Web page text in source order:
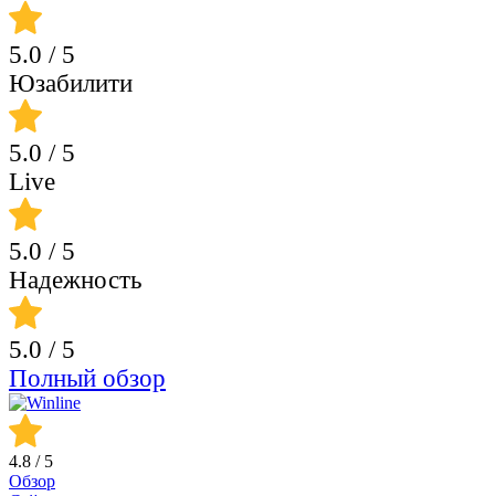
5.0 / 5
Юзабилити
5.0 / 5
Live
5.0 / 5
Надежность
5.0 / 5
Полный обзор
4.8 / 5
Обзор